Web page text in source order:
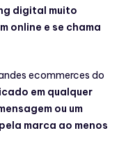
digital muito
online e se chama
ecommerces do
em qualquer
ou um
marca ao menos